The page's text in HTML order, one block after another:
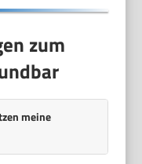
zum
meine